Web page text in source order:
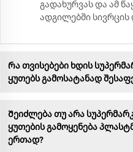
გადახურვას და ამ
ადგილებში სივრცის
Რა თვისებები ხდის
ყუთებს გამოსატანად
Შეიძლება თუ არა
ყუთების გამოყენება
ერთად?